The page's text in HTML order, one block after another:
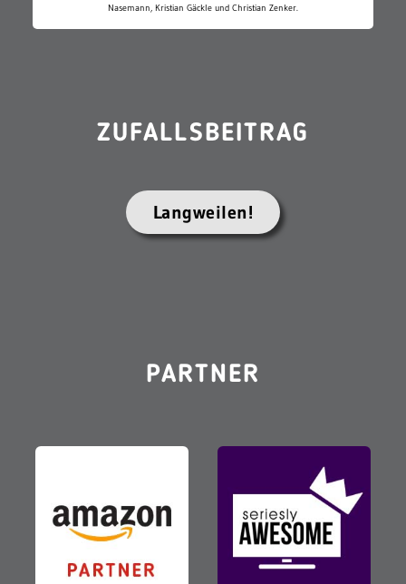
Nasemann, Kristian Gäckle und Christian Zenker.
ZUFALLSBEITRAG
Langweilen!
PARTNER